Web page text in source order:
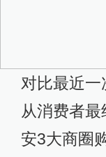
对比最近一
从消费者
安3大商圈